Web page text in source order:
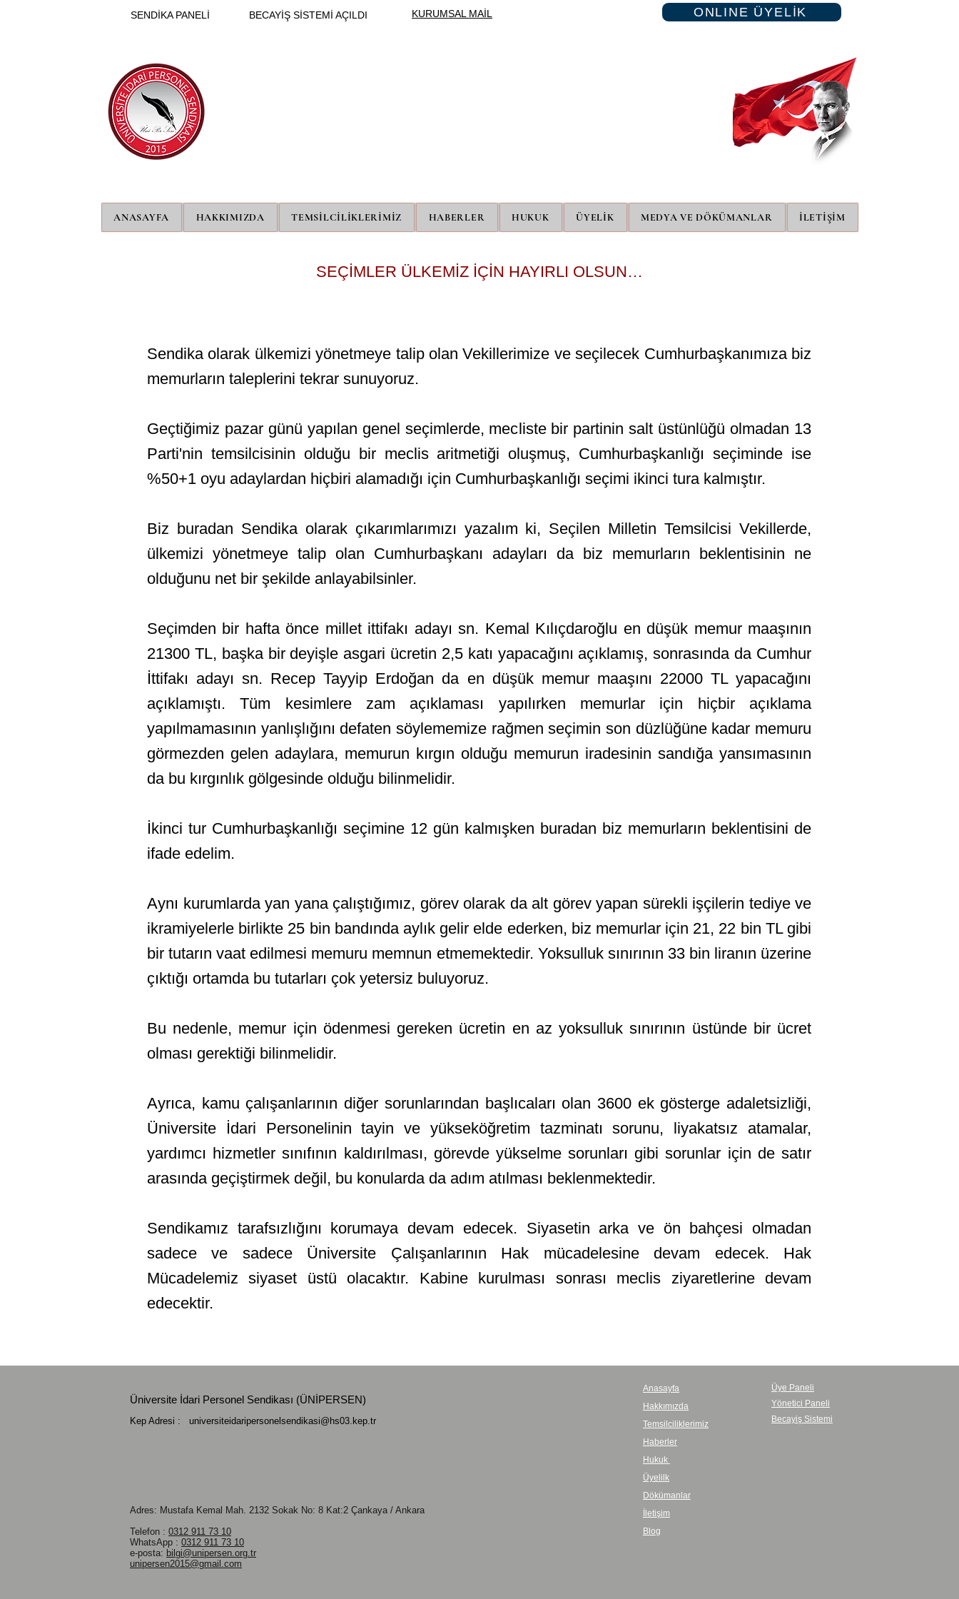
SENDİKA PANELİ BECAYİŞ SİSTEMİ AÇILDI KURUMSAL MAİL ONLINE ÜYELİK
ANASAYFA HAKKIMIZDA TEMSİLCİLİKLERİMİZ HABERLER HUKUK ÜYELİK MEDYA VE DÖKÜMANLAR İLETİŞİM
SEÇİMLER ÜLKEMİZ İÇİN HAYIRLI OLSUN…
Sendika olarak ülkemizi yönetmeye talip olan Vekillerimize ve seçilecek Cumhurbaşkanımıza biz
memurların taleplerini tekrar sunuyoruz.
Geçtiğimiz pazar günü yapılan genel seçimlerde, mecliste bir partinin salt üstünlüğü olmadan 13
Parti'nin temsilcisinin olduğu bir meclis aritmetiği oluşmuş, Cumhurbaşkanlığı seçiminde ise
%50+1 oyu adaylardan hiçbiri alamadığı için Cumhurbaşkanlığı seçimi ikinci tura kalmıştır.
Biz buradan Sendika olarak çıkarımlarımızı yazalım ki, Seçilen Milletin Temsilcisi Vekillerde,
ülkemizi yönetmeye talip olan Cumhurbaşkanı adayları da biz memurların beklentisinin ne
olduğunu net bir şekilde anlayabilsinler.
Seçimden bir hafta önce millet ittifakı adayı sn. Kemal Kılıçdaroğlu en düşük memur maaşının
21300 TL, başka bir deyişle asgari ücretin 2,5 katı yapacağını açıklamış, sonrasında da Cumhur
İttifakı adayı sn. Recep Tayyip Erdoğan da en düşük memur maaşını 22000 TL yapacağını
açıklamıştı. Tüm kesimlere zam açıklaması yapılırken memurlar için hiçbir açıklama
yapılmamasının yanlışlığını defaten söylememize rağmen seçimin son düzlüğüne kadar memuru
görmezden gelen adaylara, memurun kırgın olduğu memurun iradesinin sandığa yansımasının
da bu kırgınlık gölgesinde olduğu bilinmelidir.
İkinci tur Cumhurbaşkanlığı seçimine 12 gün kalmışken buradan biz memurların beklentisini de
ifade edelim.
Aynı kurumlarda yan yana çalıştığımız, görev olarak da alt görev yapan sürekli işçilerin tediye ve
ikramiyelerle birlikte 25 bin bandında aylık gelir elde ederken, biz memurlar için 21, 22 bin TL gibi
bir tutarın vaat edilmesi memuru memnun etmemektedir. Yoksulluk sınırının 33 bin liranın üzerine
çıktığı ortamda bu tutarları çok yetersiz buluyoruz.
Bu nedenle, memur için ödenmesi gereken ücretin en az yoksulluk sınırının üstünde bir ücret
olması gerektiği bilinmelidir.
Ayrıca, kamu çalışanlarının diğer sorunlarından başlıcaları olan 3600 ek gösterge adaletsizliği,
Üniversite İdari Personelinin tayin ve yükseköğretim tazminatı sorunu, liyakatsız atamalar,
yardımcı hizmetler sınıfının kaldırılması, görevde yükselme sorunları gibi sorunlar için de satır
arasında geçiştirmek değil, bu konularda da adım atılması beklenmektedir.
Sendikamız tarafsızlığını korumaya devam edecek. Siyasetin arka ve ön bahçesi olmadan
sadece ve sadece Üniversite Çalışanlarının Hak mücadelesine devam edecek. Hak
Mücadelemiz siyaset üstü olacaktır. Kabine kurulması sonrası meclis ziyaretlerine devam
edecektir.
Üniversite İdari Personel Sendikası (ÜNİPERSEN)
Kep Adresi : universiteidaripersonelsendikasi@hs03.kep.tr
Adres: Mustafa Kemal Mah. 2132 Sokak No: 8 Kat:2 Çankaya / Ankara
Telefon : 0312 911 73 10
WhatsApp : 0312 911 73 10
e-posta: bilgi@unipersen.org.tr
unipersen2015@gmail.com
Anasayfa
Hakkımızda
Temsilciliklerimiz
Haberler
Hukuk
Üyelilk
Dökümanlar
İletişim
Blog
Üye Paneli
Yönetici Paneli
Becayiş Sistemi